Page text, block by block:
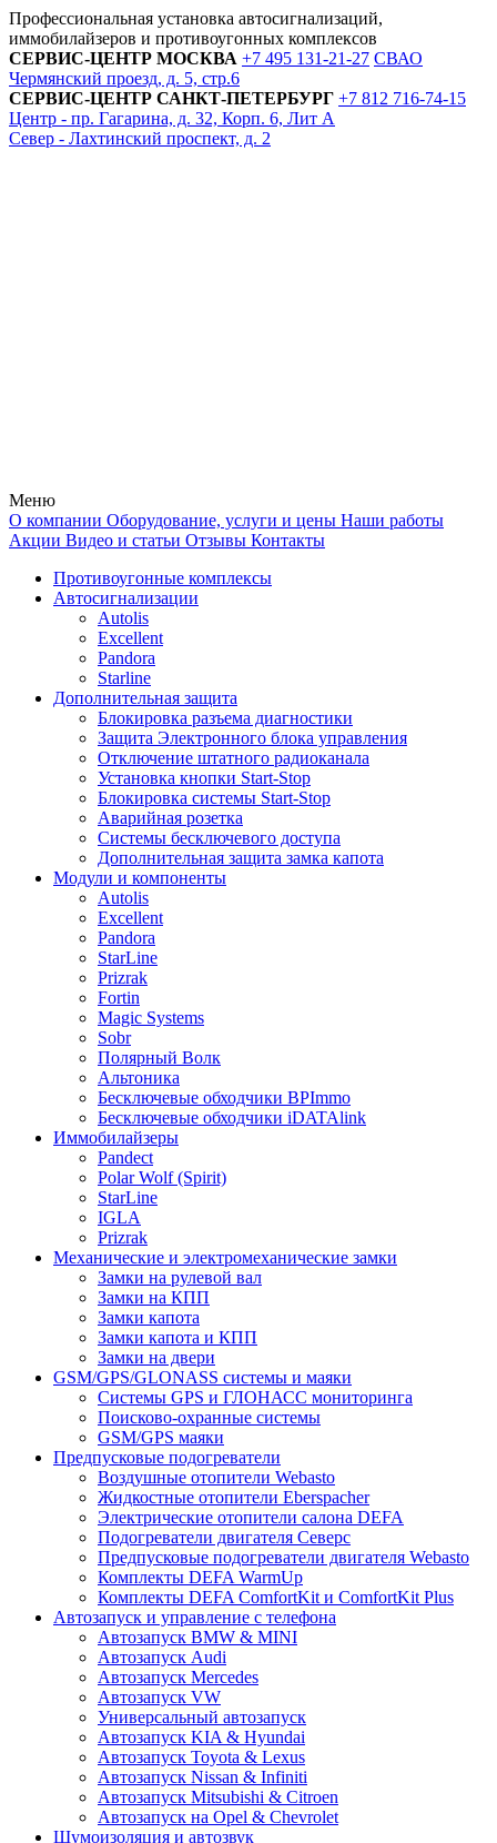
Профессиональная установка автосигнализаций,
иммобилайзеров и противоугонных комплексов
СЕРВИС-ЦЕНТР МОСКВА +7 495 131-21-27 СВАО
Чермянский проезд, д. 5, стр.6
СЕРВИС-ЦЕНТР САНКТ-ПЕТЕРБУРГ +7 812 716-74-15
Центр - пр. Гагарина, д. 32, Корп. 6, Лит А
Север - Лахтинский проспект, д. 2
Меню
О компании Оборудование, услуги и цены Наши работы
Акции Видео и статьи Отзывы Контакты
Противоугонные комплексы
Автосигнализации
Autolis
Excellent
Pandora
Starline
Дополнительная защита
Блокировка разъема диагностики
Защита Электронного блока управления
Отключение штатного радиоканала
Установка кнопки Start-Stop
Блокировка системы Start-Stop
Аварийная розетка
Системы бесключевого доступа
Дополнительная защита замка капота
Модули и компоненты
Autolis
Excellent
Pandora
StarLine
Prizrak
Fortin
Magic Systems
Sobr
Полярный Волк
Альтоника
Бесключевые обходчики BPImmo
Бесключевые обходчики iDATAlink
Иммобилайзеры
Pandect
Polar Wolf (Spirit)
StarLine
IGLA
Prizrak
Механические и электромеханические замки
Замки на рулевой вал
Замки на КПП
Замки капота
Замки капота и КПП
Замки на двери
GSM/GPS/GLONASS системы и маяки
Системы GPS и ГЛОНАСС мониторинга
Поисково-охранные системы
GSM/GPS маяки
Предпусковые подогреватели
Воздушные отопители Webasto
Жидкостные отопители Eberspacher
Электрические отопители салона DEFA
Подогреватели двигателя Северс
Предпусковые подогреватели двигателя Webasto
Комплекты DEFA WarmUp
Комплекты DEFA ComfortKit и ComfortKit Plus
Автозапуск и управление с телефона
Автозапуск BMW & MINI
Автозапуск Audi
Автозапуск Mercedes
Автозапуск VW
Универсальный автозапуск
Автозапуск KIA & Hyundai
Автозапуск Toyota & Lexus
Автозапуск Nissan & Infiniti
Автозапуск Mitsubishi & Citroen
Автозапуск на Opel & Chevrolet
Шумоизоляция и автозвук